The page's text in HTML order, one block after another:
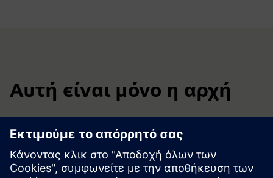
Αυτή είναι μόνο η αρχή
Η κυκλοφορία του Ιουλίου σηματοδοτεί το επόμενο βήμα
Θα συνεχίσουμε να προσθέτουμε νέες δυνατότητες που